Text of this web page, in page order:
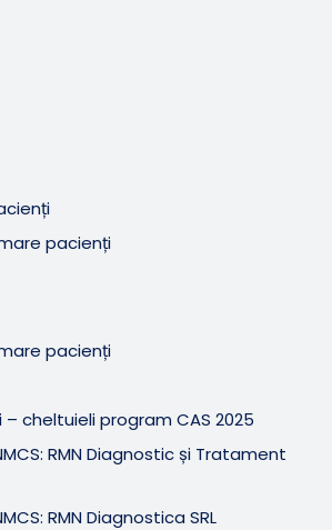
pacienți
pacienți
cheltuieli program CAS 2025
RMN Diagnostic și Tratament
RMN Diagnostica SRL